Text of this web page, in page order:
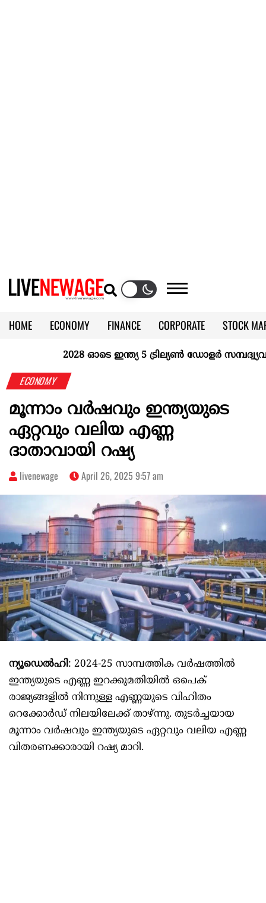
HOME ECONOMY FINANCE CORPORATE
STOCK
KERALA @70
2028 ഓടെ ഇന്ത്യ 5 ട്രില്യണ്‍ ഡോളര്‍
ECONOMY
മൂന്നാം വര്‍ഷവും ഇന്ത്യയുടെ
ഏറ്റവും വലിയ എണ്ണ
ദാതാവായി റഷ്യ
livenewage April 26, 2025 9:57 am
ന്യൂഡെല്‍ഹി: 2024-25 സാമ്പത്തിക വര്‍ഷത്തില്‍
ഇന്ത്യയുടെ എണ്ണ ഇറക്കുമതിയില്‍ ഒപെക്
രാജ്യങ്ങളില്‍ നിന്നുള്ള എണ്ണയുടെ വിഹിതം
റെക്കോര്‍ഡ് നിലയിലേക്ക് താഴ്ന്നു. തുടര്‍ച്ചയായ
മൂന്നാം വര്‍ഷവും ഇന്ത്യയുടെ ഏറ്റവും വലിയ എണ്ണ
വിതരണക്കാരായി റഷ്യ മാറി.